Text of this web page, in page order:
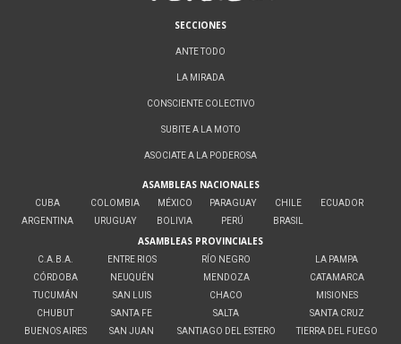
SECCIONES
ANTE TODO
LA MIRADA
CONSCIENTE COLECTIVO
SUBITE A LA MOTO
ASOCIATE A LA PODEROSA
ASAMBLEAS NACIONALES
CUBA
ARGENTINA
COLOMBIA
URUGUAY
MÉXICO
BOLIVIA
PARAGUAY
PERÚ
CHILE
BRASIL
ECUADOR
ASAMBLEAS PROVINCIALES
C.A.B.A.
CÓRDOBA
TUCUMÁN
CHUBUT
BUENOS AIRES
ENTRE RIOS
NEUQUÉN
SAN LUIS
SANTA FE
SAN JUAN
RÍO NEGRO
MENDOZA
CHACO
SALTA
SANTIAGO DEL ESTERO
LA PAMPA
CATAMARCA
MISIONES
SANTA CRUZ
TIERRA DEL FUEGO